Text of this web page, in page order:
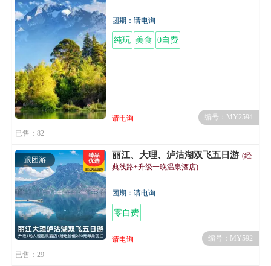
团期：请电询
纯玩 美食 0自费
请电询
编号：MY2594
已售：82
跟团游 丽江、大理、泸沽湖双飞五日游 (经
典线路+升级一晚温泉酒店)
团期：请电询
零自费
请电询
编号：MY592
已售：29